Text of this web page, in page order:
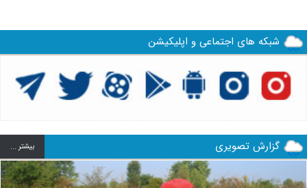
شبکه های اجتماعی و اپلیکیشن
گزارش تصویری بيشتر ...